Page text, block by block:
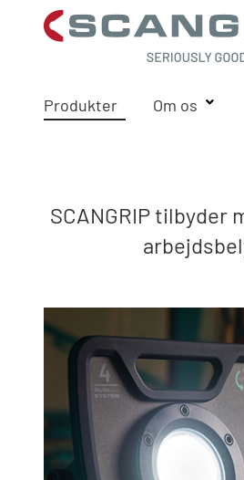
Produkter Om os
SCANGRIP